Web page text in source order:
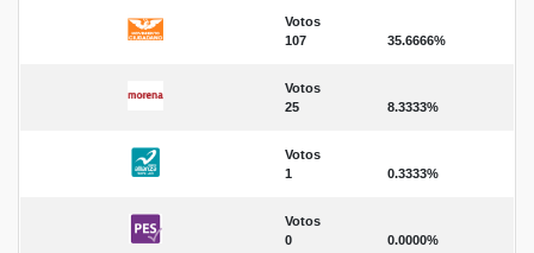
Votos
107
35.6666%
Votos
25
8.3333%
Votos
1
0.3333%
Votos
0
0.0000%